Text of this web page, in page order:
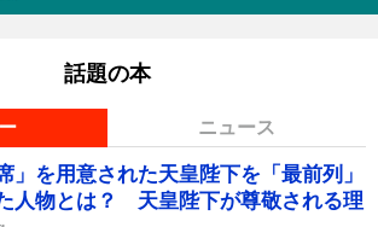
話題の本
ニュース
」を用意された天皇陛下を「最前列」
人物とは？ 天皇陛下が尊敬される理